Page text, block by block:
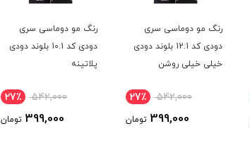
رنگ مو دوماسی سری
دودی کد 12.1 بلوند دودی
خیلی خیلی روشن
542,000 27٪
399,000 تومان
رنگ مو دوماسی سری
دودی کد 10.1 بلوند دودی
پلاتینه
542,000 27٪
399,000 تومان